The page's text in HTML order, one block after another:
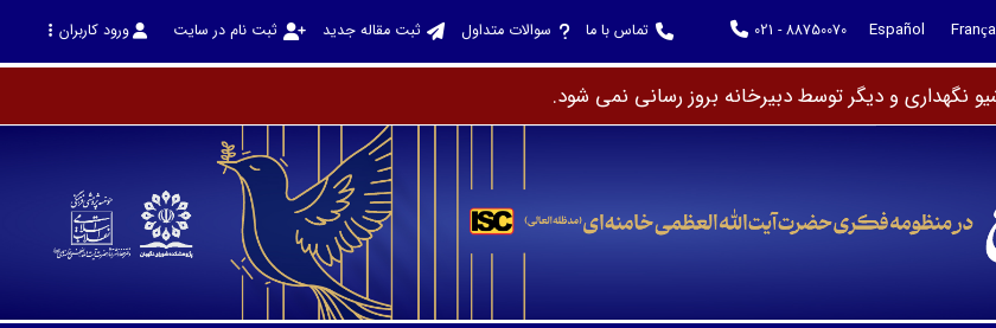
Español
021 - 88750070 تماس با ما سوالات متداول ثبت مقاله جدید ثبت نام در سایت ورود کاربران
نگهداری و دیگر توسط دبیرخانه بروز رسانی نمی شود.